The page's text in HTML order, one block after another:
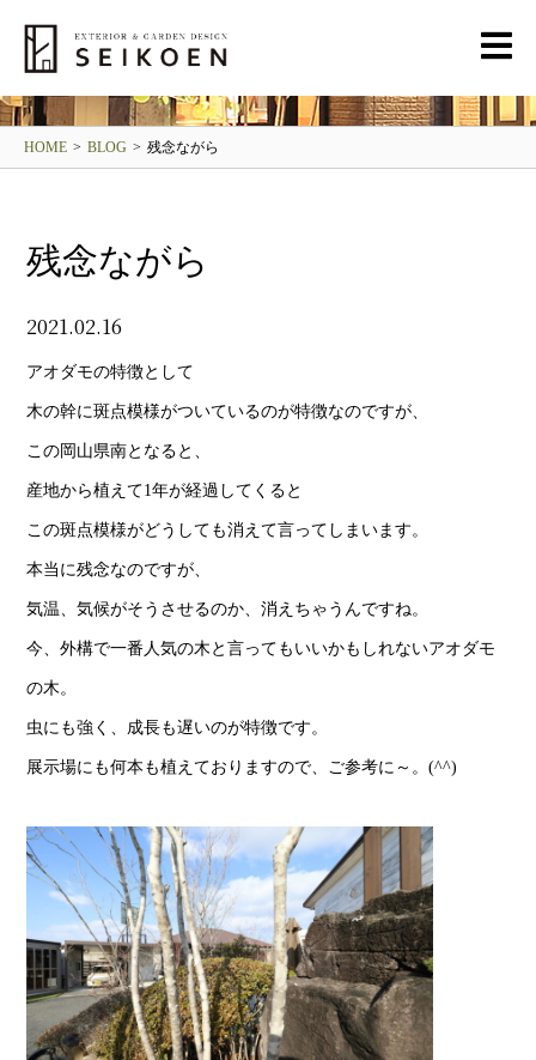
HOME > BLOG > 残念ながら
残念ながら
2021.02.16
アオダモの特徴として
木の幹に斑点模様がついているのが特徴なのですが、
この岡山県南となると、
産地から植えて1年が経過してくると
この斑点模様がどうしても消えて言ってしまいます。
本当に残念なのですが、
気温、気候がそうさせるのか、消えちゃうんですね。
今、外構で一番人気の木と言ってもいいかもしれないアオダモ
の木。
虫にも強く、成長も遅いのが特徴です。
展示場にも何本も植えておりますので、ご参考に～。(^^)